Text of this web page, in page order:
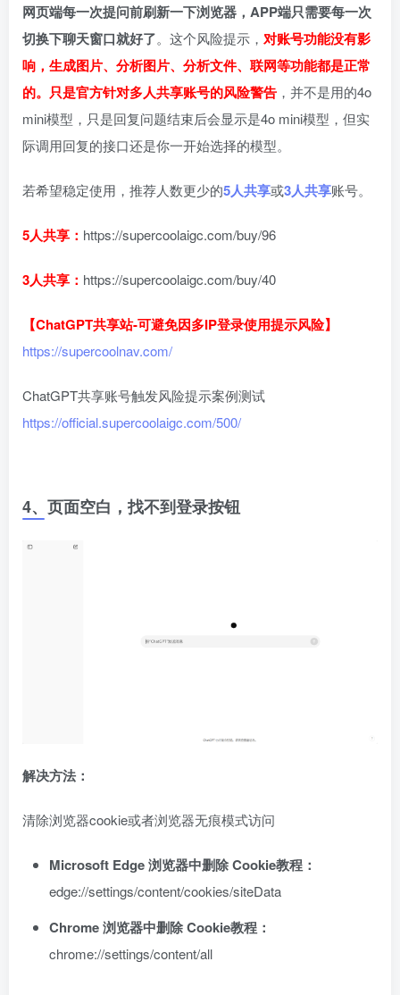
网页端每一次提问前刷新一下浏览器，APP端只需要每一次
切换下聊天窗口就好了。这个风险提示， 对账号功能没有影
响，生成图片、分析图片、分析文件、联网等功能都是正常
的。只是官方针对多人共享账号的风险警告 ，并不是用的4o
mini模型，只是回复问题结束后会显示是4o mini模型，但实
际调用回复的接口还是你一开始选择的模型。
若希望稳定使用，推荐人数更少的5人共享或3人共享账号。
5人共享： https://supercoolaigc.com/buy/96
3人共享： https://supercoolaigc.com/buy/40
【ChatGPT共享站-可避免因多IP登录使用提示风险】
https://supercoolnav.com/
ChatGPT共享账号触发风险提示案例测试
https://official.supercoolaigc.com/500/
4、页面空白，找不到登录按钮
解决方法：
清除浏览器cookie或者浏览器无痕模式访问
Microsoft Edge 浏览器中删除 Cookie教程：
edge://settings/content/cookies/siteData
Chrome 浏览器中删除 Cookie教程：
chrome://settings/content/all